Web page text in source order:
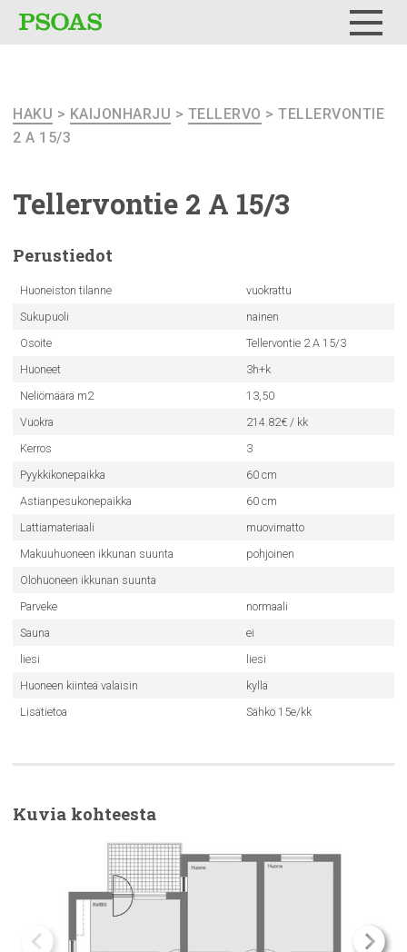
HAKU > KAIJONHARJU > TELLERVO > TELLERVONTIE
2 A 15/3
Tellervontie 2 A 15/3
Perustiedot
Huoneiston tilanne
vuokrattu
Sukupuoli
nainen
Osoite
Tellervontie 2 A 15/3
Huoneet
3h+k
Neliömäärä m2
13,50
Vuokra
214.82€ / kk
Kerros
3
Pyykkikonepaikka
60 cm
Astianpesukonepaikka
60 cm
Lattiamateriaali
muovimatto
Makuuhuoneen ikkunan suunta
pohjoinen
Olohuoneen ikkunan suunta
Parveke
normaali
Sauna
ei
liesi
liesi
Huoneen kiinteä valaisin
kyllä
Lisätietoa
Sähkö 15e/kk
Kuvia kohteesta